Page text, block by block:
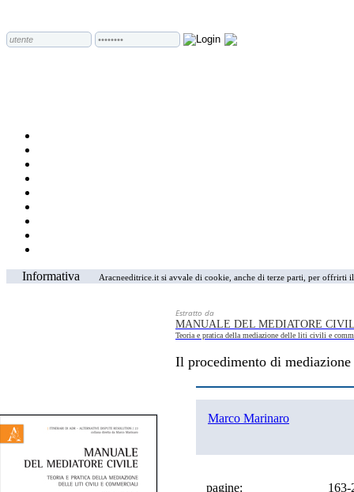
Informativa Aracneeditrice.it si avvale di cookie, anche di terze parti, per
Estratto da
MANUALE DEL MEDIATORE
Teoria e pratica della mediazione delle liti civili e
Il procedimento di mediazione
Marco Marinaro
pagine:
163-